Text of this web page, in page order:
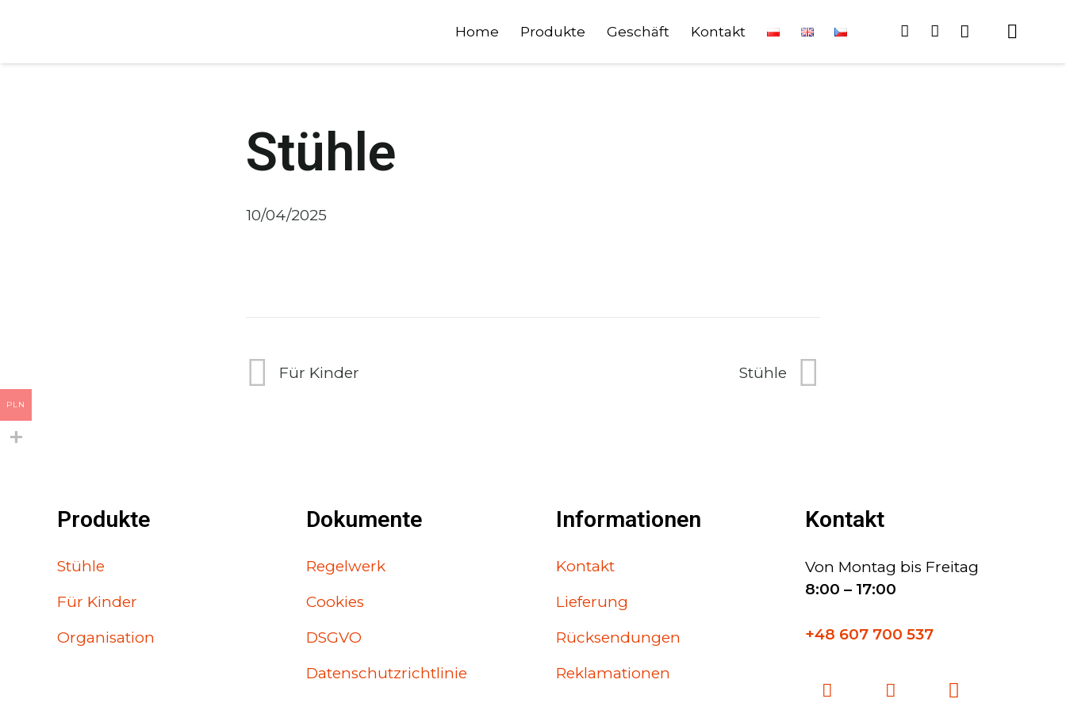
Home Produkte Geschäft Kontakt
Stühle
10/04/2025
Für Kinder Stühle
Produkte
Stühle
Für Kinder
Organisation
Dokumente
Regelwerk
Cookies
DSGVO
Datenschutzrichtlinie
Informationen
Kontakt
Lieferung
Rücksendungen
Reklamationen
Kontakt
Von Montag bis Freitag
8:00 – 17:00
+48 607 700 537
PLN